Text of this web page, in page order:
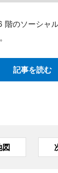
のソーシャ
記事を読む
図